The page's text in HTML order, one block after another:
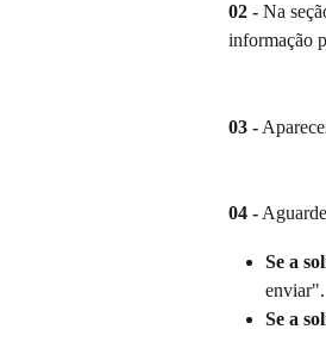
02 - Na
informação
03 -
04 -
Se a
enviar".
Se a